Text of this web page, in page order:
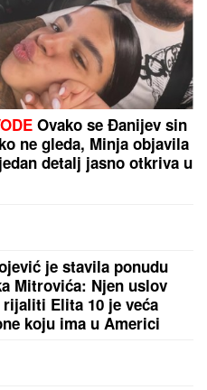
Ovako se Đanijev sin
ne gleda, Minja objavila
detalj jasno otkriva u
je stavila ponudu
Mitrovića: Njen uslov
rijaliti Elita 10 je veća
koju ima u Americi